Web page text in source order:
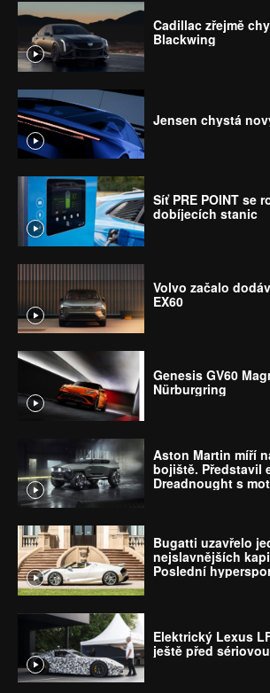
Cadillac zřejmě
Blackwing
Jensen chystá
Síť PRE POINT se
dobíjecích stanic
Volvo začalo
EX60
Genesis GV60
Nürburgring
Aston Martin míří
bojiště. Představil
Dreadnought s
Bugatti uzavřelo
nejslavnějších
Poslední
Elektrický Lexus
ještě před